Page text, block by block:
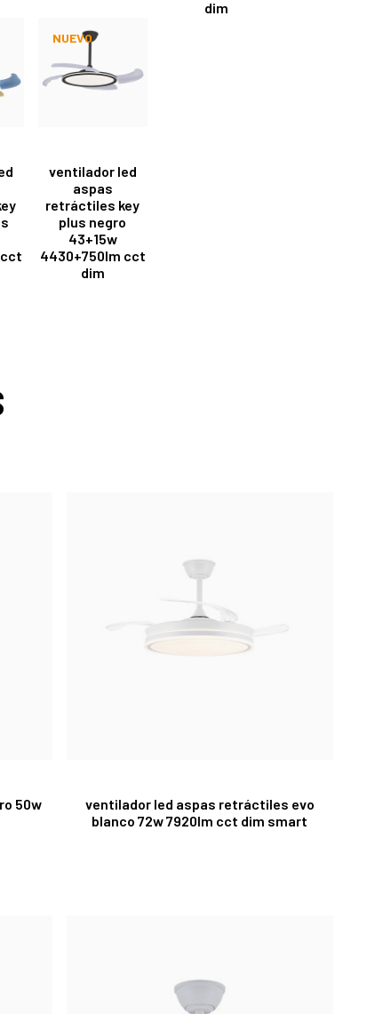
dim
ventilador led
aspas
retráctiles key
plus negro
43+15w
4430+750lm cct
dim
NUEVO
50w
ventilador led aspas retráctiles evo
blanco 72w 7920lm cct dim smart